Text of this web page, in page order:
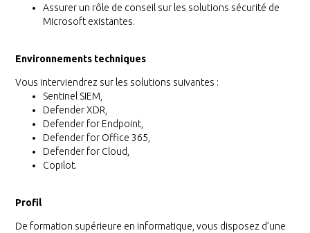
Assurer un rôle de conseil sur les solutions sécurité de
Microsoft existantes.
Environnements techniques
Vous interviendrez sur les solutions suivantes :
Sentinel SIEM,
Defender XDR,
Defender for Endpoint,
Defender for Office 365,
Defender for Cloud,
Copilot.
Profil
De formation supérieure en informatique, vous disposez d’une